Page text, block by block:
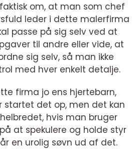
om, at man som chef
leder i dette malerfirma
passe på sig selv ved at
til andre eller vide, at
sig selv, så man ikke
med hver enkelt detalje.
firma jo ens hjertebarn,
startet det op, men det kan
hvis man bruger
at spekulere og holde styr
en urolig søvn ud af det.